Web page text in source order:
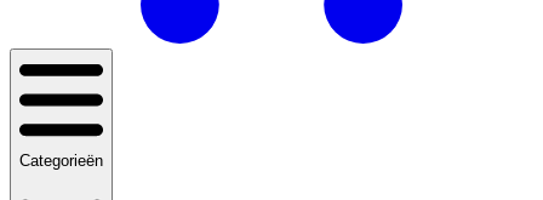
Categorieën